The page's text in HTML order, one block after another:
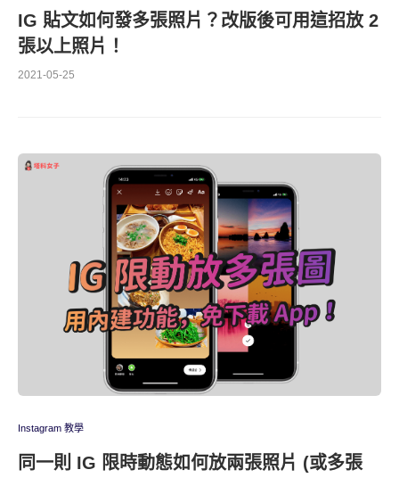
IG 貼文如何發多張照片？改版後可用這招放 2
張以上照片！
2021-05-25
Instagram 教學
同一則 IG 限時動態如何放兩張照片 (或多張